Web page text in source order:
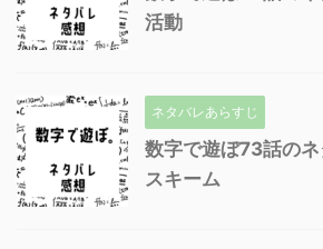
活動
ネタバレあらすじ
数字で遊ぼ73話の
スキーム